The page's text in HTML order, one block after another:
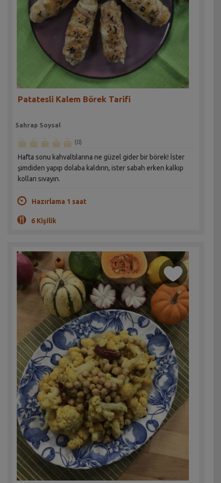
Patatesli Kalem Börek Tarifi
Sahrap Soysal
(0)
Hafta sonu kahvaltılarına ne güzel gider bir börek! İster
şimdiden yapıp dolaba kaldırın, ister sabah erken kalkıp
kolları sıvayın.
Hazırlama 1 saat
6 Kişilik